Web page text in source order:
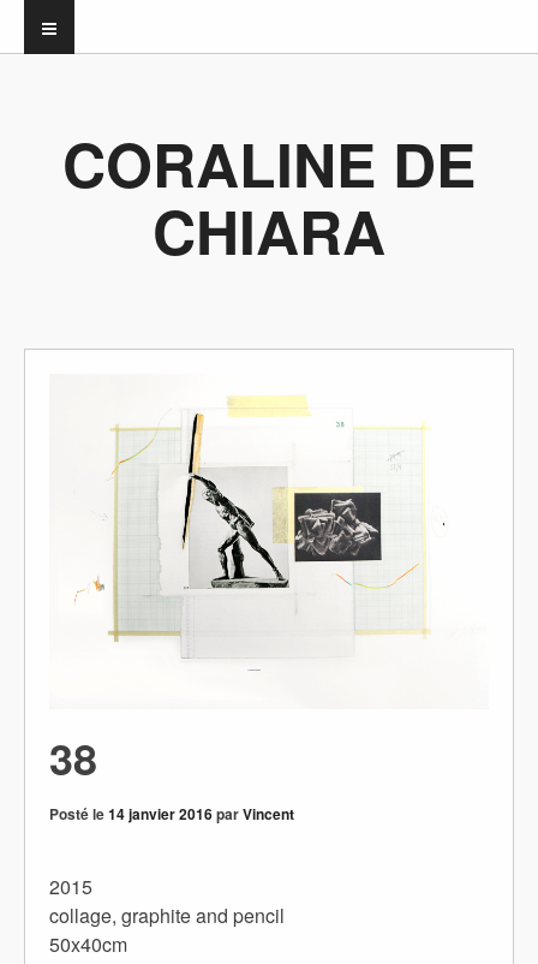
CORALINE DE
CHIARA
38
Posté le14 janvier 2016parVincent
2015
collage, graphite and pencil
50x40cm